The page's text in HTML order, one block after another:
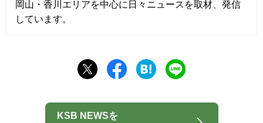
岡山・香川エリアを中心に日々ニュースを取材、発信
しています。
KSB NEWSを